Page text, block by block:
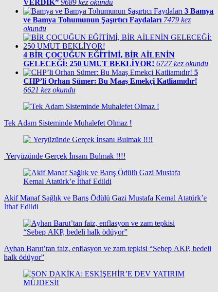
VERDİK” 9689 kez okundu
3 Bamya
ve Bamya Tohumunun Şaşırtıcı Faydaları 7479 kez
okundu
4 BİR ÇOCUĞUN EĞİTİMİ, BİR AİLENİN
GELECEĞİ: 250 UMUT BEKLİYOR! 6727 kez okundu
5
CHP’li Orhan Sümer: Bu Maaş Emekçi Katliamıdır!
6621 kez okundu
Tek Adam Sisteminde Muhalefet Olmaz !
Yeryüzünde Gerçek İnsanı Bulmak !!!!
Akif Manaf Sağlık ve Barış Ödülü Gazi Mustafa Kemal Atatürk’e
İthaf Edildi
Ayhan Barut’tan faiz, enflasyon ve zam tepkisi “Sebep AKP, bedeli
halk ödüyor”